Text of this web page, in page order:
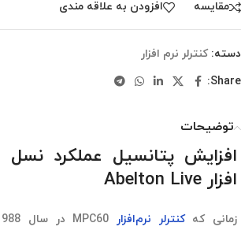
مقایسه افزودن به علاقه مندی
دسته: کنترلر نرم افزار
Share:
توضیحات
افزایش پتانسیل عملکرد نسل
افزار Abelton Live
زمانی کهکنترلر نرم‌افزار